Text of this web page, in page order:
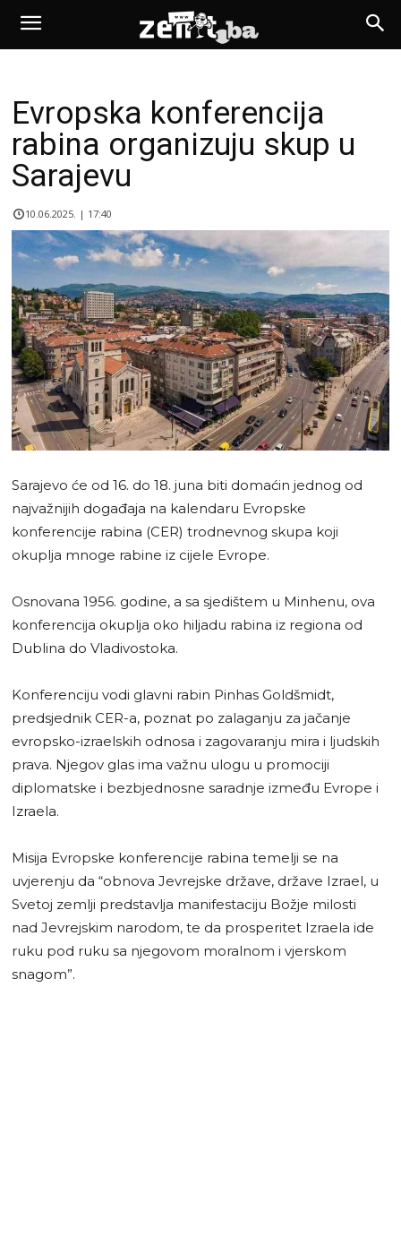
Evropska konferencija
rabina organizuju skup u
Sarajevu
10.06.2025. | 17:40
Sarajevo će od 16. do 18. juna biti domaćin jednog od
najvažnijih događaja na kalendaru Evropske
konferencije rabina (CER) trodnevnog skupa koji
okuplja mnoge rabine iz cijele Evrope.
Osnovana 1956. godine, a sa sjedištem u Minhenu, ova
konferencija okuplja oko hiljadu rabina iz regiona od
Dublina do Vladivostoka.
Konferenciju vodi glavni rabin Pinhas Goldšmidt,
predsjednik CER-a, poznat po zalaganju za jačanje
evropsko-izraelskih odnosa i zagovaranju mira i ljudskih
prava. Njegov glas ima važnu ulogu u promociji
diplomatske i bezbjednosne saradnje između Evrope i
Izraela.
Misija Evropske konferencije rabina temelji se na
uvjerenju da “obnova Јevrejske države, države Izrael, u
Svetoj zemlji predstavlja manifestaciju Božje milosti
nad Јevrejskim narodom, te da prosperitet Izraela ide
ruku pod ruku sa njegovom moralnom i vjerskom
snagom”.